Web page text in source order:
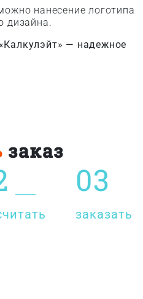
нанесение логотипа
дизайна.
«Калкулэйт» — надежное
заказ
03
заказать